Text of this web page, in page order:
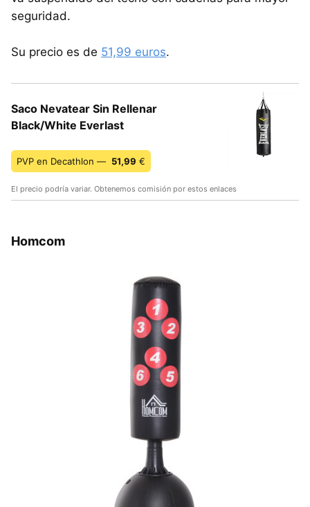
seguridad.
Su precio es de 51,99 euros.
Saco Nevatear Sin Rellenar
Black/White Everlast
PVP en Decathlon — 51,99 €
El precio podría variar. Obtenemos comisión por estos enlaces
Homcom